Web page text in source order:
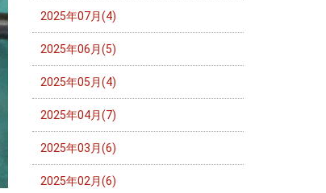
2025年07月(4)
2025年06月(5)
2025年05月(4)
2025年04月(7)
2025年03月(6)
2025年02月(6)